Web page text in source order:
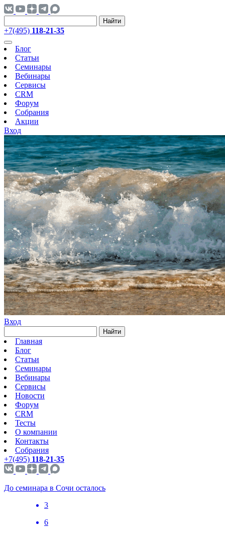
Найти
+7(495) 118-21-35
Блог
Статьи
Семинары
Вебинары
Сервисы
CRM
Форум
Собрания
Акции
Вход
Вход
Найти
Главная
Блог
Статьи
Семинары
Вебинары
Сервисы
Новости
Форум
CRM
Тесты
О компании
Контакты
Собрания
+7(495) 118-21-35
До семинара в Сочи осталось
3
6